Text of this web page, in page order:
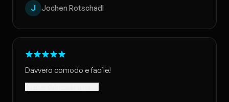
J Jochen Rotschadl
Davvero comodo e facile!